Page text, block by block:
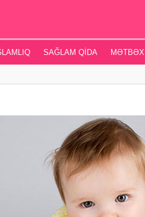
SAĞLAM QIDA MƏTBƏX